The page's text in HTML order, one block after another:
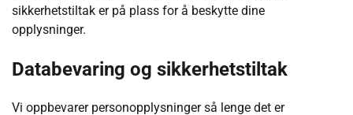
sikkerhetstiltak er på plass for å beskytte dine
opplysninger.
Databevaring og sikkerhetstiltak
Vi oppbevarer personopplysninger så lenge det er